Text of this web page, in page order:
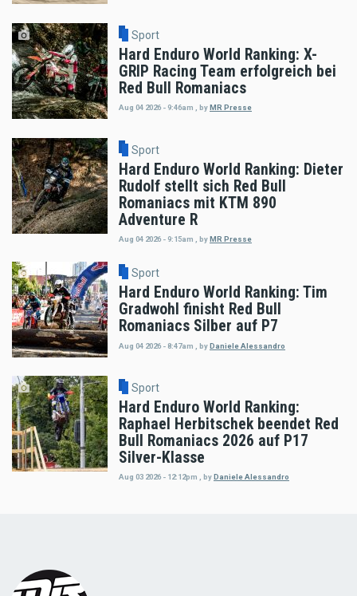
Sport
Hard Enduro World Ranking: X-
GRIP Racing Team erfolgreich bei
Red Bull Romaniacs
Aug 04 2026 - 9:46am byMR Presse
Sport
Hard Enduro World Ranking: Dieter
Rudolf stellt sich Red Bull
Romaniacs mit KTM 890
Adventure R
Aug 04 2026 - 9:15am byMR Presse
Sport
Hard Enduro World Ranking: Tim
Gradwohl finisht Red Bull
Romaniacs Silber auf P7
Aug 04 2026 - 8:47am byDaniele Alessandro
Sport
Hard Enduro World Ranking:
Raphael Herbitschek beendet Red
Bull Romaniacs 2026 auf P17
Silver-Klasse
Aug 03 2026 - 12:12pm , byDaniele Alessandro